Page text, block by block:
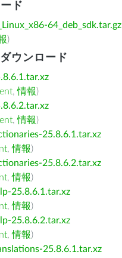
ド
64_deb_sdk.tar.gz
)
ウンロード
,情報)
,情報)
25.8.6.1.tar.xz
,情報)
25.8.6.2.tar.xz
,情報)
25.8.6.1.tar.xz
,情報)
25.8.6.2.tar.xz
,情報)
25.8.6.1.tar.xz